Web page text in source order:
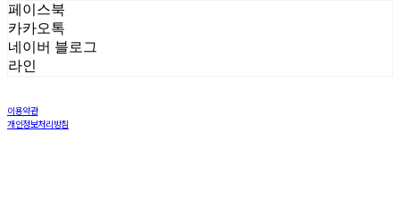
페이스북
카카오톡
네이버 블로그
라인
이용약관
개인정보처리방침